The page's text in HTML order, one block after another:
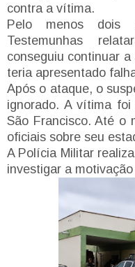
contra a vítima.
Pelo menos dois
Testemunhas
conseguiu continuar
teria apresentado
Após o ataque, o
ignorado. A vítima
São Francisco. Até o
oficiais sobre seu
A Polícia Militar
investigar a